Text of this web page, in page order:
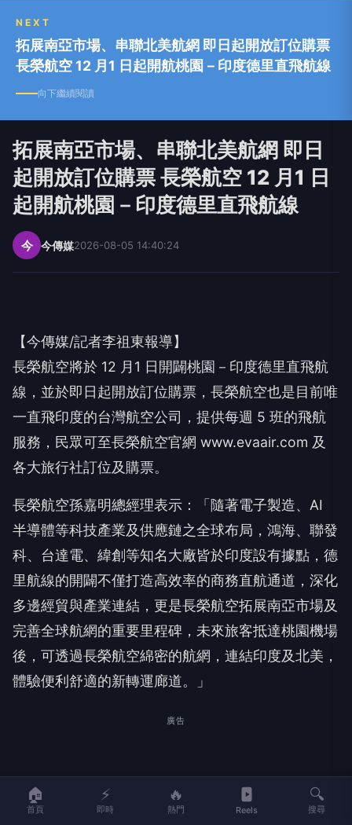
NEXT
拓展南亞市場、串聯北美航網 即日起開放訂位購票
長榮航空 12 月1 日起開航桃園－印度德里直飛航線
向下繼續閱讀
拓展南亞市場、串聯北美航網 即日
起開放訂位購票 長榮航空 12 月1 日
起開航桃園－印度德里直飛航線
今 今傳媒2026-08-05 14:40:24
【今傳媒/記者李祖東報導】
長榮航空將於 12 月1 日開闢桃園－印度德里直飛航
線，並於即日起開放訂位購票，長榮航空也是目前唯
一直飛印度的台灣航空公司，提供每週 5 班的飛航
服務，民眾可至長榮航空官網 www.evaair.com 及
各大旅行社訂位及購票。
長榮航空孫嘉明總經理表示：「隨著電子製造、AI
半導體等科技產業及供應鏈之全球布局，鴻海、聯發
科、台達電、緯創等知名大廠皆於印度設有據點，德
里航線的開闢不僅打造高效率的商務直航通道，深化
多邊經貿與產業連結，更是長榮航空拓展南亞市場及
完善全球航網的重要里程碑，未來旅客抵達桃園機場
後，可透過長榮航空綿密的航網，連結印度及北美，
體驗便利舒適的新轉運廊道。」
廣告
🏠
首頁
⚡
即時
🔥
熱門 Reels
🔍
搜尋